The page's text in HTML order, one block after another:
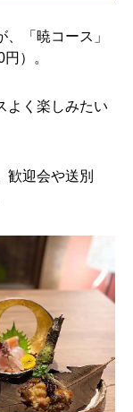
「暁コース」
）。
よく楽しみたい
歓迎会や送別